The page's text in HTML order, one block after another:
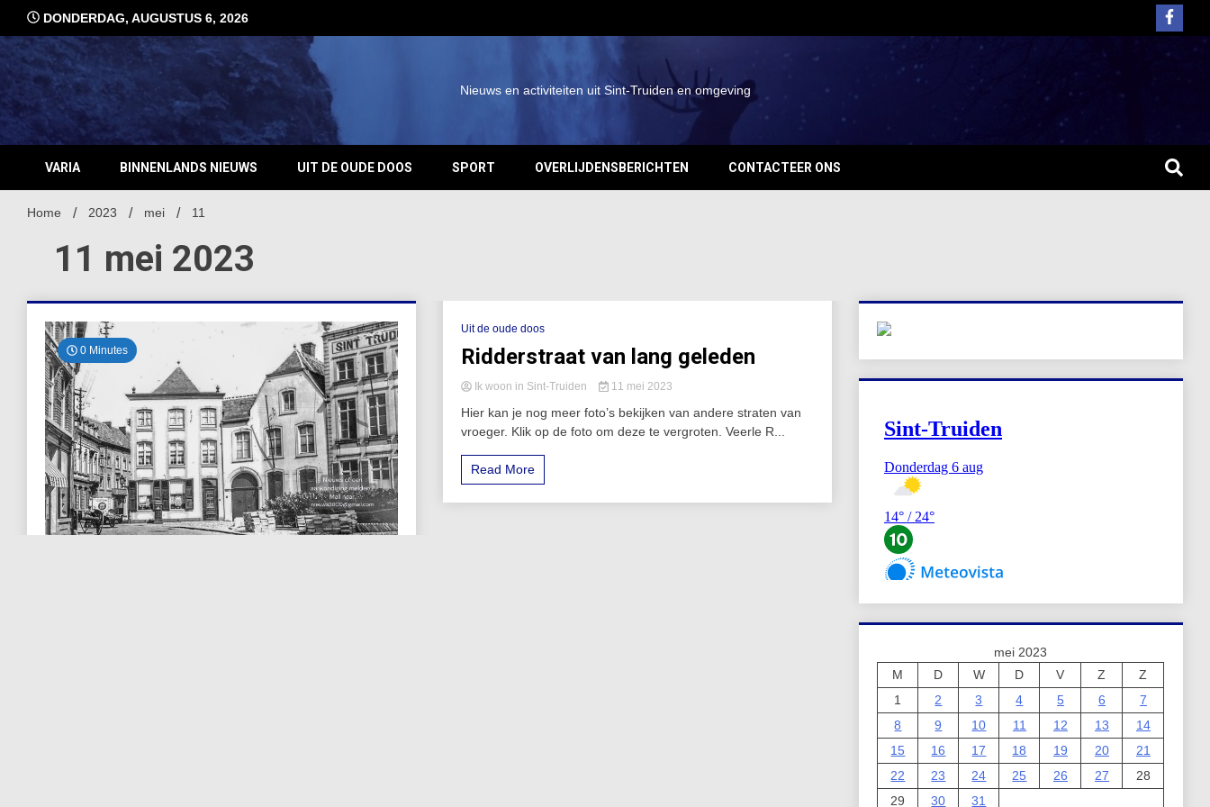
inhoud
DONDERDAG, AUGUSTUS 6, 2026
Nieuws en activiteiten uit Sint-Truiden en omgeving
VARIA BINNENLANDS NIEUWS UIT DE OUDE DOOS SPORT OVERLIJDENSBERICHTEN CONTACTEER ONS
Home 2023 mei 11
11 mei 2023
0 Minutes
Uit de oude doos
Ridderstraat van lang geleden
Ik woon in Sint-Truiden 11 mei 2023
Hier kan je nog meer foto’s bekijken van andere straten van
vroeger. Klik op de foto om deze te vergroten. Veerle R...
Read More
mei 2023
M
D W D V Z
Z
1
2 3 4 5 6
7
8
9 10 11 12 13
14
15
16 17 18 19 20
21
22
23 24 25 26 27
28
29
30 31